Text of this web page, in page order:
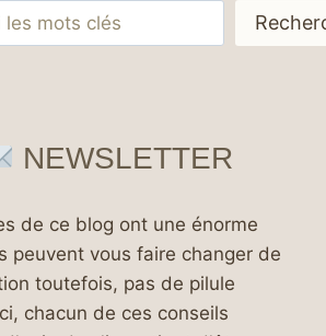
NEWSLETTER
de ce blog ont une énorme
peuvent vous faire changer de
toutefois, pas de pilule
chacun de ces conseils